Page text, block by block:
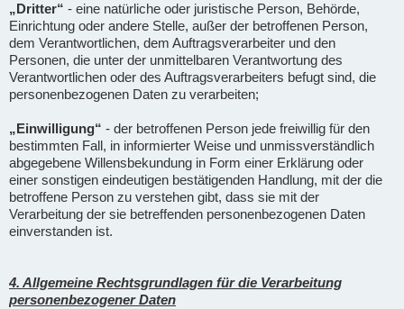
„Dritter“ - eine natürliche oder juristische Person, Behörde,
Einrichtung oder andere Stelle, außer der betroffenen Person,
dem Verantwortlichen, dem Auftragsverarbeiter und den
Personen, die unter der unmittelbaren Verantwortung des
Verantwortlichen oder des Auftragsverarbeiters befugt sind, die
personenbezogenen Daten zu verarbeiten;
„Einwilligung“ - der betroffenen Person jede freiwillig für den
bestimmten Fall, in informierter Weise und unmissverständlich
abgegebene Willensbekundung in Form einer Erklärung oder
einer sonstigen eindeutigen bestätigenden Handlung, mit der die
betroffene Person zu verstehen gibt, dass sie mit der
Verarbeitung der sie betreffenden personenbezogenen Daten
einverstanden ist.
4. Allgemeine Rechtsgrundlagen für die Verarbeitung
personenbezogener Daten